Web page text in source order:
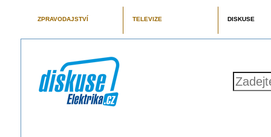
ZPRAVODAJSTVÍ TELEVIZE DISKUSE